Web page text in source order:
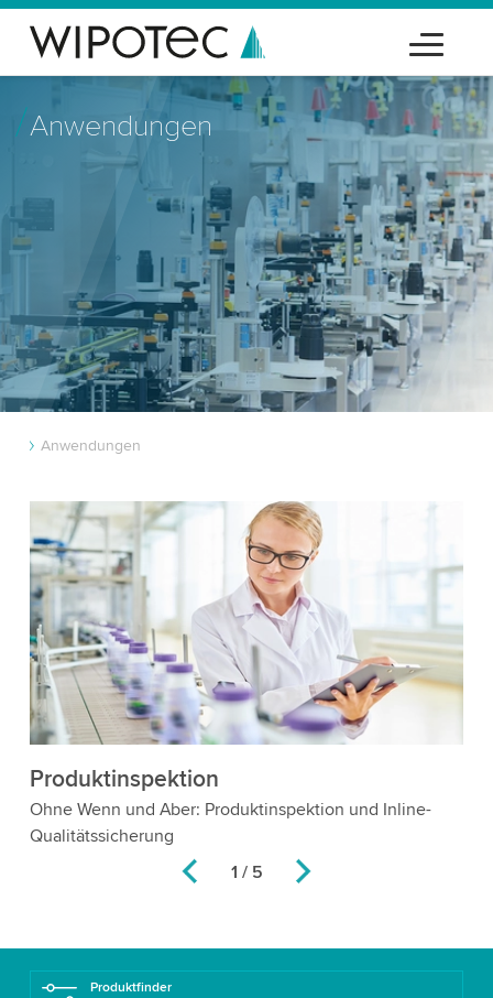
Anwendungen
Anwendungen
1 / 5
Produktinspektion
Ohne Wenn und Aber: Produktinspektion und Inline-
Qualitätssicherung
Produktfinder